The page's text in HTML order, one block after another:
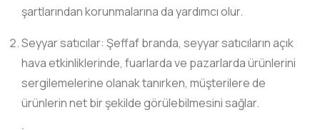
şartlarından korunmalarına da yardımcı olur.
Seyyar satıcılar: Şeffaf branda, seyyar satıcıların açık
hava etkinliklerinde, fuarlarda ve pazarlarda ürünlerini
sergilemelerine olanak tanırken, müşterilere de
ürünlerin net bir şekilde görülebilmesini sağlar.